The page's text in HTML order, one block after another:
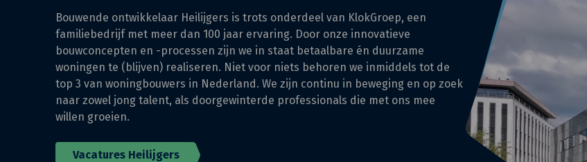
Bouwende ontwikkelaar Heilijgers is trots onderdeel van KlokGroep, een
familiebedrijf met meer dan 100 jaar ervaring. Door onze innovatieve
bouwconcepten en -processen zijn we in staat betaalbare én duurzame
woningen te (blijven) realiseren. Niet voor niets behoren we inmiddels tot de
top 3 van woningbouwers in Nederland. We zijn continu in beweging en op zoek
naar zowel jong talent, als doorgewinterde professionals die met ons mee
willen groeien.
Vacatures Heilijgers